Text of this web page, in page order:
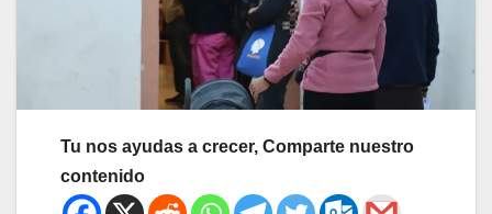
Tu nos ayudas a crecer, Comparte nuestro
contenido